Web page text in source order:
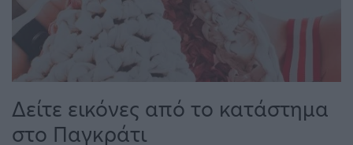
Δείτε εικόνες από το κατάστημα
στο Παγκράτι